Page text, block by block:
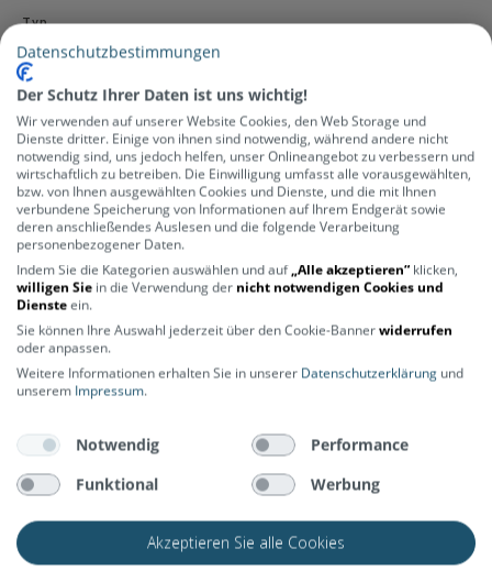
Typ
E-Trekking-Bike
Rahmen
Aluminium-Rahmen
Rahmengröße
44 cm, 49 cm oder 54 cm
Gabel
SR Suntour SF20 NEX 700C/50 mit 50 mm Federweg
Vorbau
Aluminium, neigungsverstellbar
Lenker
620 mm breit, Aluminium
Griffe
Herrmans ergonomische, verstellbar
Shimano Nexus 7-Gang Nabenschaltung
Shimano MT200 hydraulische Scheibenbremsen
Kette
KMC Z1eHX heavy duty
Datenschutzbestimmungen
Der Schutz Ihrer Daten ist uns wichtig!
Wir verwenden auf unserer Website Cookies, den Web Storage und
Dienste dritter. Einige von ihnen sind notwendig, während andere nicht
notwendig sind, uns jedoch helfen, unser Onlineangebot zu verbessern und
wirtschaftlich zu betreiben. Die Einwilligung umfasst alle vorausgewählten,
bzw. von Ihnen ausgewählten Cookies und Dienste, und die mit Ihnen
verbundene Speicherung von Informationen auf Ihrem Endgerät sowie
deren anschließendes Auslesen und die folgende Verarbeitung
personenbezogener Daten.
Indem Sie die Kategorien auswählen und auf„Alle akzeptieren“ klicken,
willigen Sie in die Verwendung der nicht notwendigen Cookies und
Diensteein.
Sie können Ihre Auswahl jederzeit über den Cookie-Bannerwiderrufen
oder anpassen.
Weitere Informationen erhalten Sie in unserer Datenschutzerklärung und
unserem Impressum.
Notwendig
Performance
Funktional
Werbung
Akzeptieren Sie alle Cookies